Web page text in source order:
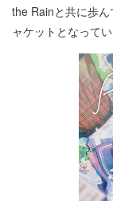
the Rainと共に歩
ャケットとなってい